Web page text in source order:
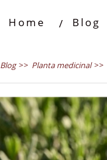
Home Blog
Blog >> Planta medicinal >>